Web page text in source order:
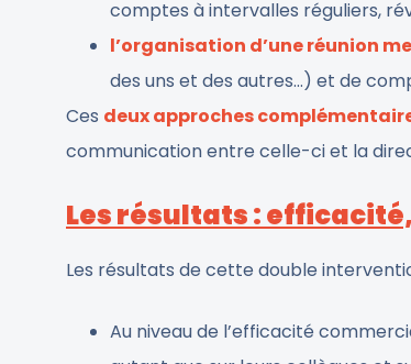
comptes à intervalles réguliers,
l’organisation d’une réunion
des uns et des autres…) et de
Ces deux approches
communication entre celle-ci et la
Les résultats :
Les résultats de cette double
Au niveau de l’efficacité